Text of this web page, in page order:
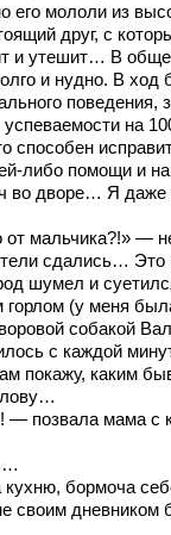
его мололи из
друг, с
и утешит… В
и нудно. В
поведения,
на
способен
либо помощи и
во дворе… Я
мальчика?!» —
сдались… Это
шумел и
горлом (у меня
собакой
с каждой
покажу, каким
— позвала мама с
бормоча
своим дневником